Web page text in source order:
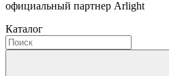
официальный партнер Arlight
Каталог